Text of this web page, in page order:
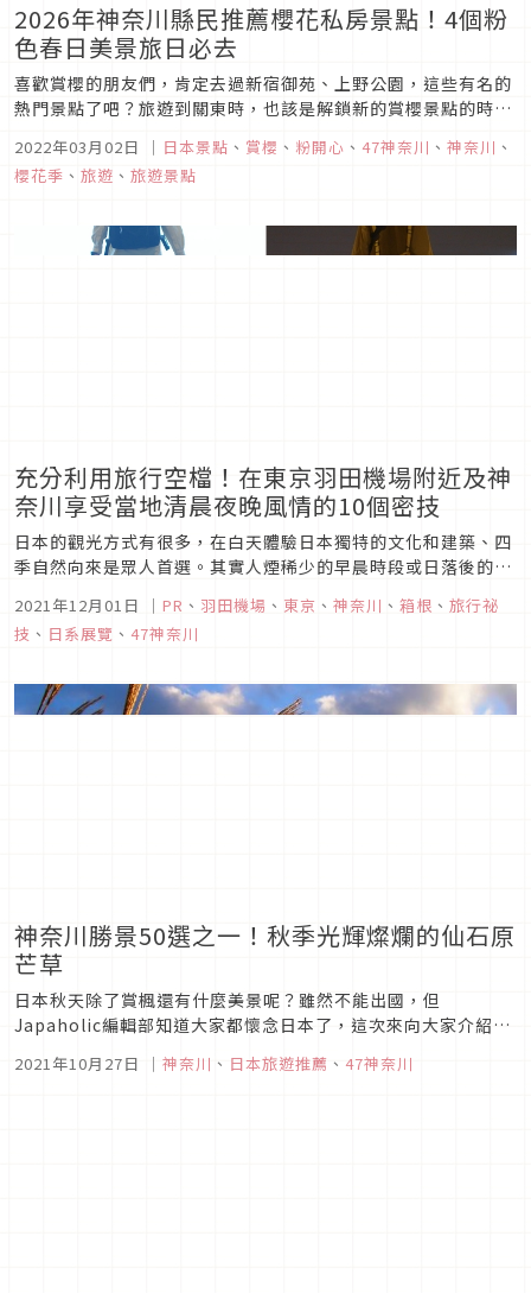
2026年神奈川縣民推薦櫻花私房景點！4個粉
色春日美景旅日必去
喜歡賞櫻的朋友們，肯定去過新宿御苑、上野公園，這些有名的
熱門景點了吧？旅遊到關東時，也該是解鎖新的賞櫻景點的時刻
就讓身為神奈川久居的台灣筆者用一篇文章，來跟大家分享4個
受到神奈川在地人喜愛的推薦櫻花私房景點，讓賞櫻季逛到時間
2022年03月02日 ｜ 日本景點 、 賞櫻 、 粉開心 、 47神奈川 、 神奈川 、
櫻花季 、 旅遊 、 旅遊景點
充分利用旅行空檔！在東京羽田機場附近及神
奈川享受當地清晨夜晚風情的10個密技
日本的觀光方式有很多，在白天體驗日本獨特的文化和建築、四
季自然向來是眾人首選。其實人煙稀少的早晨時段或日落後的夜
日本後或回國前的早晨及夜晚空檔時間，要向大家推薦10個在此
度過的方式，不浪費任何在日本的每分每秒！
2021年12月01日 ｜ PR 、 羽田機場 、 東京 、 神奈川 、 箱根 、 旅行祕
技 、 日系展覽 、 47神奈川
神奈川勝景50選之一！秋季光輝燦爛的仙石原
芒草
日本秋天除了賞楓還有什麼美景呢？雖然不能出國，但
Japaholic編輯部知道大家都懷念日本了，這次來向大家介紹在
景 「仙石原」，這個美麗的芒草原有甚麼魅力呢？一起來看絕景
2021年10月27日 ｜ 神奈川 、 日本旅遊推薦 、 47神奈川